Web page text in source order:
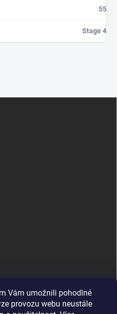
Vám umožnili pohodlné
provozu webu neustále
55
Stage 4